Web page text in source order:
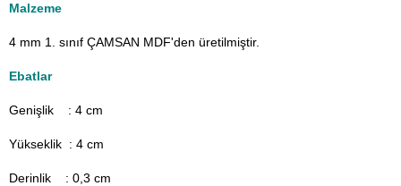
Malzeme
4 mm 1. sınıf ÇAMSAN MDF'den üretilmiştir.
Ebatlar
Genişlik : 4 cm
Yükseklik : 4 cm
Derinlik : 0,3 cm